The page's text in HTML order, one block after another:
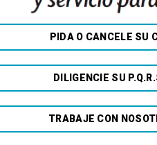
PIDA O CANCELE SU
DILIGENCIE SU
TRABAJE CON